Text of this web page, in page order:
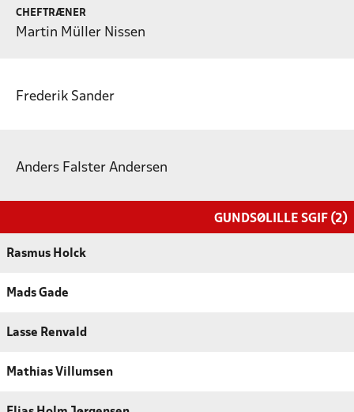
CHEFTRÆNER
Martin Müller Nissen
Frederik Sander
Anders Falster Andersen
GUNDSØLILLE SGIF (2)
Rasmus Holck
Mads Gade
Lasse Renvald
Mathias Villumsen